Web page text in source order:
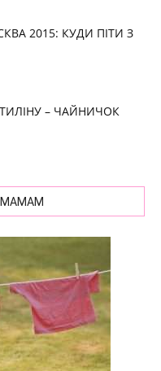
2015: КУДИ ПІТИ З
– ЧАЙНИЧОК
МАМАМ